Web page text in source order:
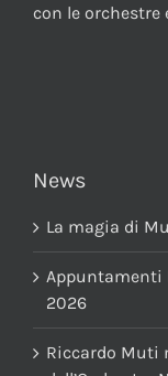
con le
News
La magia di
Appuntamenti
2026
Riccardo Muti